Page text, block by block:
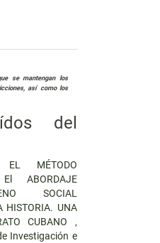
se mantengan los
así como los
del
EL MÉTODO
ABORDAJE
SOCIAL
HISTORIA. UNA
CUBANO ,
Investigación e